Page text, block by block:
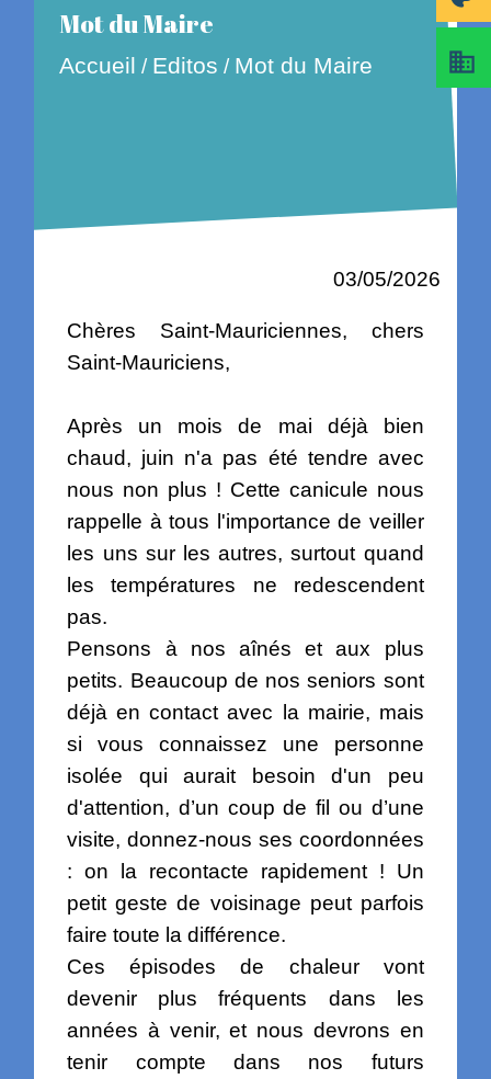
Mot du Maire
Accueil / Editos / Mot du Maire
03/05/2026
Chères Saint-Mauriciennes, chers
Saint-Mauriciens,
Après un mois de mai déjà bien
chaud, juin n'a pas été tendre avec
nous non plus ! Cette canicule nous
rappelle à tous l'importance de veiller
les uns sur les autres, surtout quand
les températures ne redescendent
pas.
Pensons à nos aînés et aux plus
petits. Beaucoup de nos seniors sont
déjà en contact avec la mairie, mais
si vous connaissez une personne
isolée qui aurait besoin d'un peu
d'attention, d’un coup de fil ou d’une
visite, donnez-nous ses coordonnées
: on la recontacte rapidement ! Un
petit geste de voisinage peut parfois
faire toute la différence.
Ces épisodes de chaleur vont
devenir plus fréquents dans les
années à venir, et nous devrons en
tenir compte dans nos futurs
business